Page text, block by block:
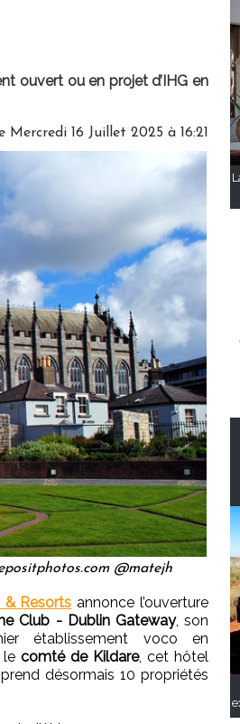
ouvert ou en projet d’IHG en
Mercredi 16 Juillet 2025 à 16:21
@matejh
& Resorts annonce l’ouverture
Club - Dublin Gateway, son
établissement voco en
lecomté de Kildare, cet hôtel
désormais 10 propriétés